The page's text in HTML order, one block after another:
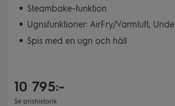
Steambake-funktion
Ugnsfunktioner: AirFry/Varmluft, Undervärme, Konventionell/traditionell matlagning, Upptining, Tillagning med fläkt,
Spis med en ugn och häll
10 795:-
Se prishistorik